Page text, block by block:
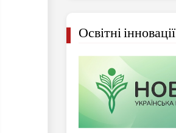
Освітні інновації